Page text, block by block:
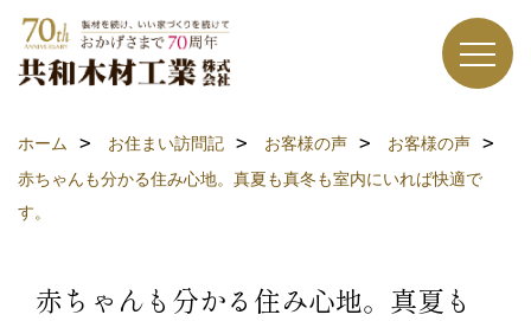
ホーム お住まい訪問記 お客様の声
お客様の声
赤ちゃんも分かる住み心地。真夏も真冬も室内にいれば快適で
す。
赤ちゃんも分かる住み心地。真夏も